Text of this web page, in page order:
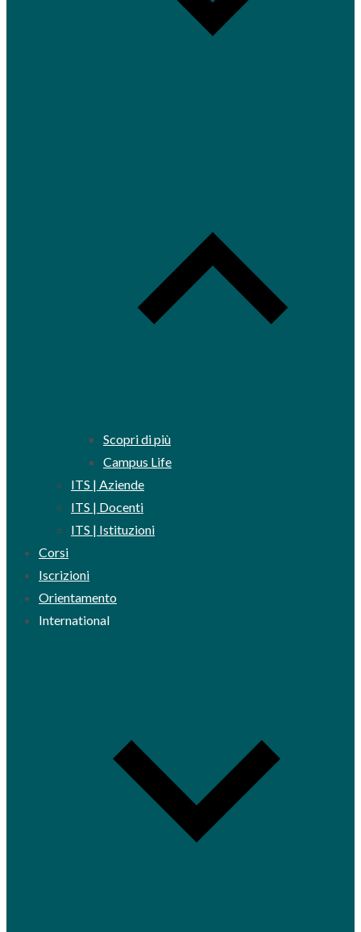
Scopri di più
Campus Life
ITS | Aziende
ITS | Docenti
ITS | Istituzioni
Corsi
Iscrizioni
Orientamento
International